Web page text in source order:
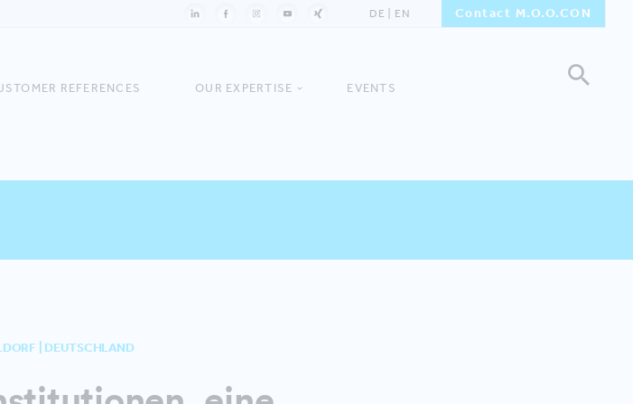
DE EN Contact M.O.O.CON
REFERENCES OUR EXPERTISE EVENTS
| DEUTSCHLAND